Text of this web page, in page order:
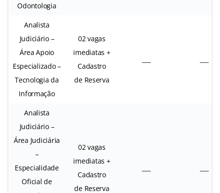
Odontologia
Analista
Judiciário –
Área Apoio
Especializado –
Tecnologia da
Informação
02 vagas
imediatas +
Cadastro
de Reserva
Analista
Judiciário –
Área Judiciária
–
Especialidade
Oficial de
02 vagas
imediatas +
Cadastro
de Reserva